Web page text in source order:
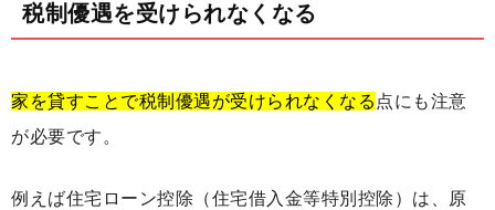
税制優遇を受けられなくなる
家を貸すことで税制優遇が受けられなくなる 点にも注意
が必要です。
例えば住宅ローン控除（住宅借入金等特別控除）は、原